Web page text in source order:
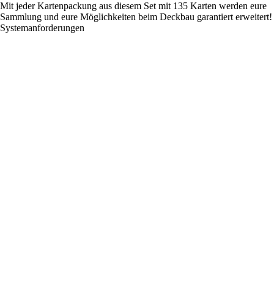
Mit jeder Kartenpackung aus diesem Set mit 135 Karten werden eure
Sammlung und eure Möglichkeiten beim Deckbau garantiert erweitert!
Systemanforderungen